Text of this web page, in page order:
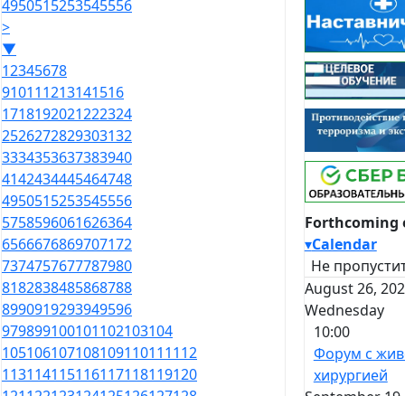
4950515253545556
>
▼
12345678
910111213141516
1718192021222324
2526272829303132
3334353637383940
4142434445464748
4950515253545556
5758596061626364
6566676869707172
7374757677787980
8182838485868788
8990919293949596
979899100101102103104
105106107108109110111112
113114115116117118119120
Forthcoming
▾Calendar
Не
August 26,
Wednesday
10:00
Форум с
хирургией